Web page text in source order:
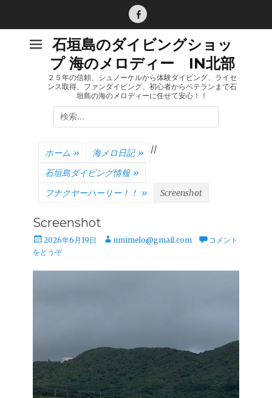
Facebook
石垣島のダイビングショッ
プ 海のメロディー IN北部
２５年の信頼、シュノーケルから体験ダイビング、ライセ
ンス取得、ファンダイビング、初心者からベテランまで石
垣島の海のメロディーに任せて安心！！
検
索:
ホーム » 海メロ日記 » /
石垣島ダイビング情報 »
/
フナクヤーハーリー！！ » Screenshot
Screenshot
投
稿
2026年6月19日
投 umimelo@gmail.com
コメント
をどうぞ